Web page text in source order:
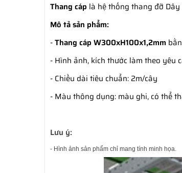
Thang cáp là hệ thống thang đỡ
Mô tả sản phẩm:
-Thang cáp W300xH100x1,2mm
- Hình ảnh, kích thước làm theo yêu
- Chiều dài tiêu chuẩn: 2m/cây
- Màu thông dụng: màu ghi, có thể
Lưu ý:
- Hình ảnh sản phẩm chỉ mang tính minh họa.